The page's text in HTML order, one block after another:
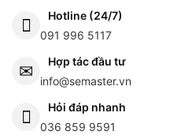
Hotline (24/7)
091 996 5117
Hợp tác đầu tư
info@semaster.vn
Hỏi đáp nhanh
036 859 9591